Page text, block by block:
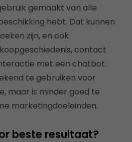
gemaakt van alle
hebt. Dat kunnen
zijn, en ook
contact
met een chatbot.
te gebruiken voor
maar is minder goed te
marketingdoeleinden.
beste resultaat?